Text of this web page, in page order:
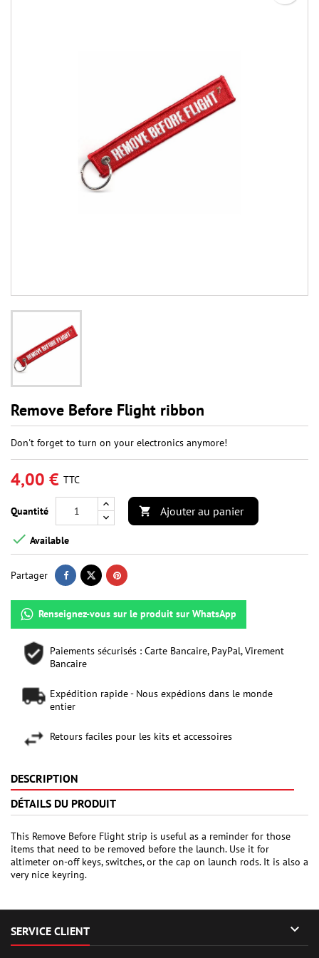
Remove Before Flight ribbon
Don't forget to turn on your electronics anymore!
4,00 € TTC
Quantité  Ajouter au panier
 Available
Partager
Renseignez-vous sur le produit sur WhatsApp
Paiements sécurisés : Carte Bancaire, PayPal, Virement
Bancaire
Expédition rapide - Nous expédions dans le monde
entier
Retours faciles pour les kits et accessoires
DESCRIPTION
DÉTAILS DU PRODUIT
This Remove Before Flight strip is useful as a reminder for those
items that need to be removed before the launch. Use it for
altimeter on-off keys, switches, or the cap on launch rods. It is also a
very nice keyring.
SERVICE CLIENT 